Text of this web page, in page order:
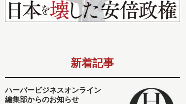
新着記事
ハーバービジネスオンライン
編集部からのお知らせ